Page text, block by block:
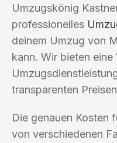
Umzugskönig
professionelles
deinem Umzug von
kann. Wir bieten eine
transparenten
Die genauen Kosten
von verschiedenen